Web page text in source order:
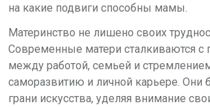
на какие подвиги способны мамы.
Материнство не лишено своих
Современные матери сталкиваются с
между работой, семьей и
саморазвитию и личной карьере. Они
грани искусства, уделяя внимание